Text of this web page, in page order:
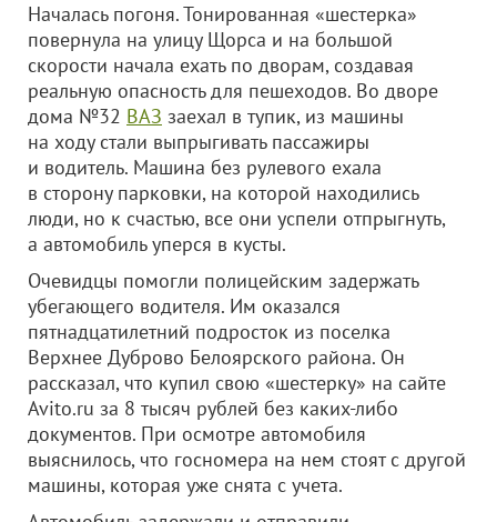
Началась погоня.Тонированная «шестерка»
повернула на улицу Щорса и на большой
скорости начала ехать по дворам, создавая
реальную опасность для пешеходов. Во дворе
дома №32 ВАЗ заехал в тупик, из машины
на ходу стали выпрыгивать пассажиры
и водитель. Машина без рулевого ехала
в сторону парковки, на которой находились
люди, но к счастью, все они успели отпрыгнуть,
а автомобиль уперся в кусты.
Очевидцы помогли полицейским задержать
убегающего водителя. Им оказался
пятнадцатилетний подросток из поселка
Верхнее Дуброво Белоярского района. Он
рассказал, что купил свою «шестерку» на сайте
Avito.ru за 8 тысяч рублей без каких-либо
документов. При осмотре автомобиля
выяснилось, что госномера на нем стоят с другой
машины, которая уже снята с учета.